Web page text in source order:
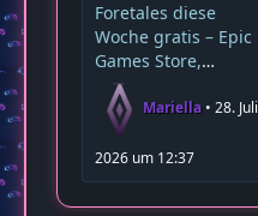
Foretales diese
Woche gratis – Epic
Games Store,
Summer Sale &
App‑Updates
Mariella 28. Juli
2026 um 12:37